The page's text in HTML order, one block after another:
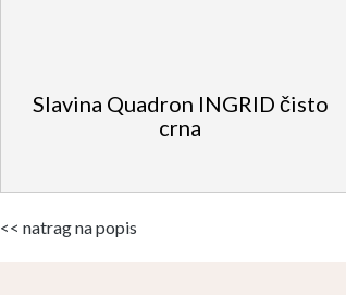
Slavina Quadron INGRID čisto
crna
<< natrag na popis